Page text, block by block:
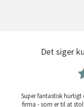
Det siger
Super fantastisk
firma - som er til at